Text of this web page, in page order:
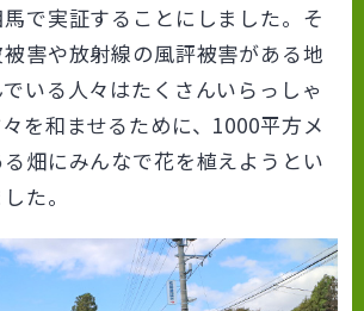
で実証することにしました。そ
害や放射線の風評被害がある地
いる人々はたくさんいらっしゃ
を和ませるために、1000平方メ
畑にみんなで花を植えようとい
た。